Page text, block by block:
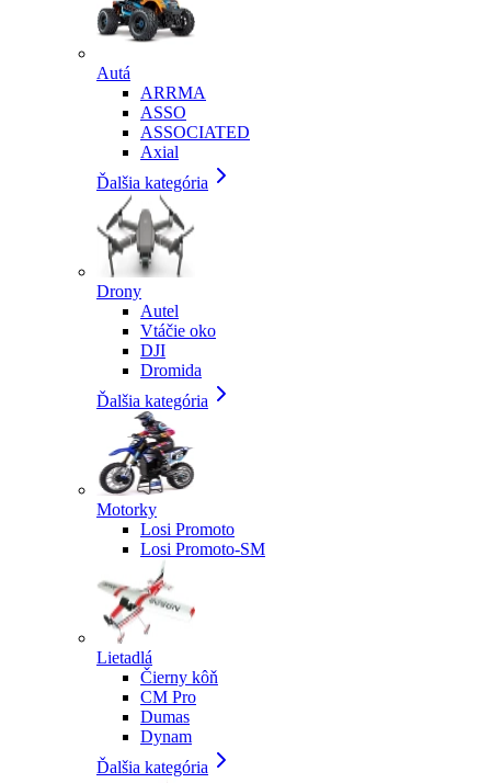
Autá
ARRMA
ASSO
ASSOCIATED
Axial
Ďalšia kategória
Drony
Autel
Vtáčie oko
DJI
Dromida
Ďalšia kategória
Motorky
Losi Promoto
Losi Promoto-SM
Lietadlá
Čierny kôň
CM Pro
Dumas
Dynam
Ďalšia kategória